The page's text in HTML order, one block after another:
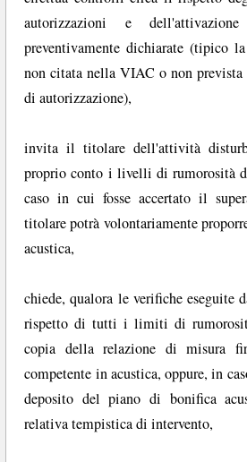
autorizzazioni e
preventivamente dichiarate (tipico
non citata nella VIAC o non
di autorizzazione),
invita il titolare dell'attività
proprio conto i livelli di rumorosità
caso in cui fosse accertato il
titolare potrà volontariamente
acustica,
chiede, qualora le verifiche eseguite
rispetto di tutti i limiti di
copia della relazione di misura
competente in acustica, oppure, in
deposito del piano di bonifica
relativa tempistica di intervento,